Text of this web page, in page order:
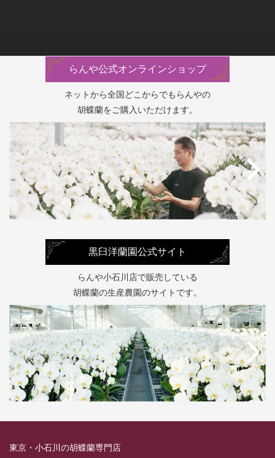
らんや公式オンラインショップ
ネットから全国どこからでもらんやの
胡蝶蘭をご購入いただけます。
黒臼洋蘭園公式サイト
らんや小石川店で販売している
胡蝶蘭の生産農園のサイトです。
東京・小石川の胡蝶蘭専門店